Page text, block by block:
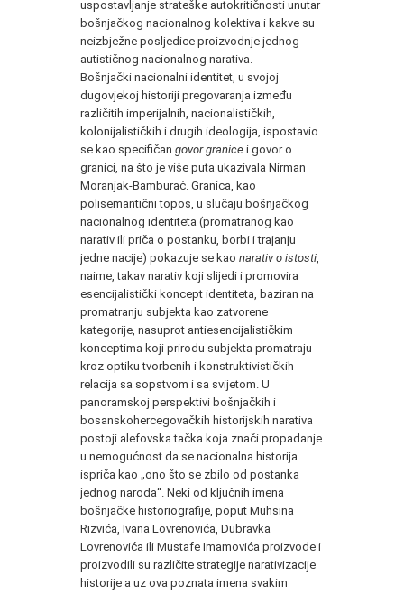
uspostavljanje strateške autokritičnosti unutar
bošnjačkog nacionalnog kolektiva i kakve su
neizbježne posljedice proizvodnje jednog
autističnog nacionalnog narativa.
Bošnjački nacionalni identitet, u svojoj
dugovjekoj historiji pregovaranja između
različitih imperijalnih, nacionalističkih,
kolonijalističkih i drugih ideologija, ispostavio
se kao specifičan govor granice i govor o
granici, na što je više puta ukazivala Nirman
Moranjak-Bamburać. Granica, kao
polisemantični topos, u slučaju bošnjačkog
nacionalnog identiteta (promatranog kao
narativ ili priča o postanku, borbi i trajanju
jedne nacije) pokazuje se kao narativ o istosti
naime, takav narativ koji slijedi i promovira
esencijalistički koncept identiteta, baziran na
promatranju subjekta kao zatvorene
kategorije, nasuprot antiesencijalističkim
konceptima koji prirodu subjekta promatraju
kroz optiku tvorbenih i konstruktivističkih
relacija sa sopstvom i sa svijetom. U
panoramskoj perspektivi bošnjačkih i
bosanskohercegovačkih historijskih narativa
postoji alefovska tačka koja znači propadanje
u nemogućnost da se nacionalna historija
ispriča kao „ono što se zbilo od postanka
jednog naroda“. Neki od ključnih imena
bošnjačke historiografije, poput Muhsina
Rizvića, Ivana Lovrenovića, Dubravka
Lovrenovića ili Mustafe Imamovića proizvode i
proizvodili su različite strategije narativizacije
historije a uz ova poznata imena svakim